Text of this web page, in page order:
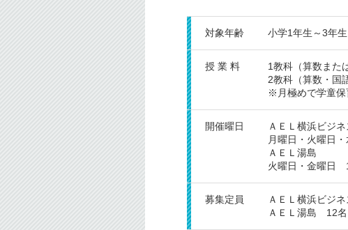
対象年齢 小学1年生～3年生
授 業 料
1教科（算数また
2教科（算数・
※月極めで学童保
開催曜日
ＡＥＬ横浜ビジ
月曜日・火曜日
ＡＥＬ湯島
火曜日・金曜日
募集定員
ＡＥＬ横浜ビジ
ＡＥＬ湯島 12名